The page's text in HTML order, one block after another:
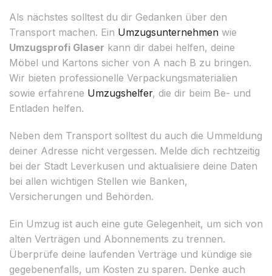
Als nächstes solltest du dir Gedanken über den
Transport machen. Ein Umzugsunternehmen wie
Umzugsprofi Glaser kann dir dabei helfen, deine
Möbel und Kartons sicher von A nach B zu bringen.
Wir bieten professionelle Verpackungsmaterialien
sowie erfahrene Umzugshelfer, die dir beim Be- und
Entladen helfen.
Neben dem Transport solltest du auch die Ummeldung
deiner Adresse nicht vergessen. Melde dich rechtzeitig
bei der Stadt Leverkusen und aktualisiere deine Daten
bei allen wichtigen Stellen wie Banken,
Versicherungen und Behörden.
Ein Umzug ist auch eine gute Gelegenheit, um sich von
alten Verträgen und Abonnements zu trennen.
Überprüfe deine laufenden Verträge und kündige sie
gegebenenfalls, um Kosten zu sparen. Denke auch